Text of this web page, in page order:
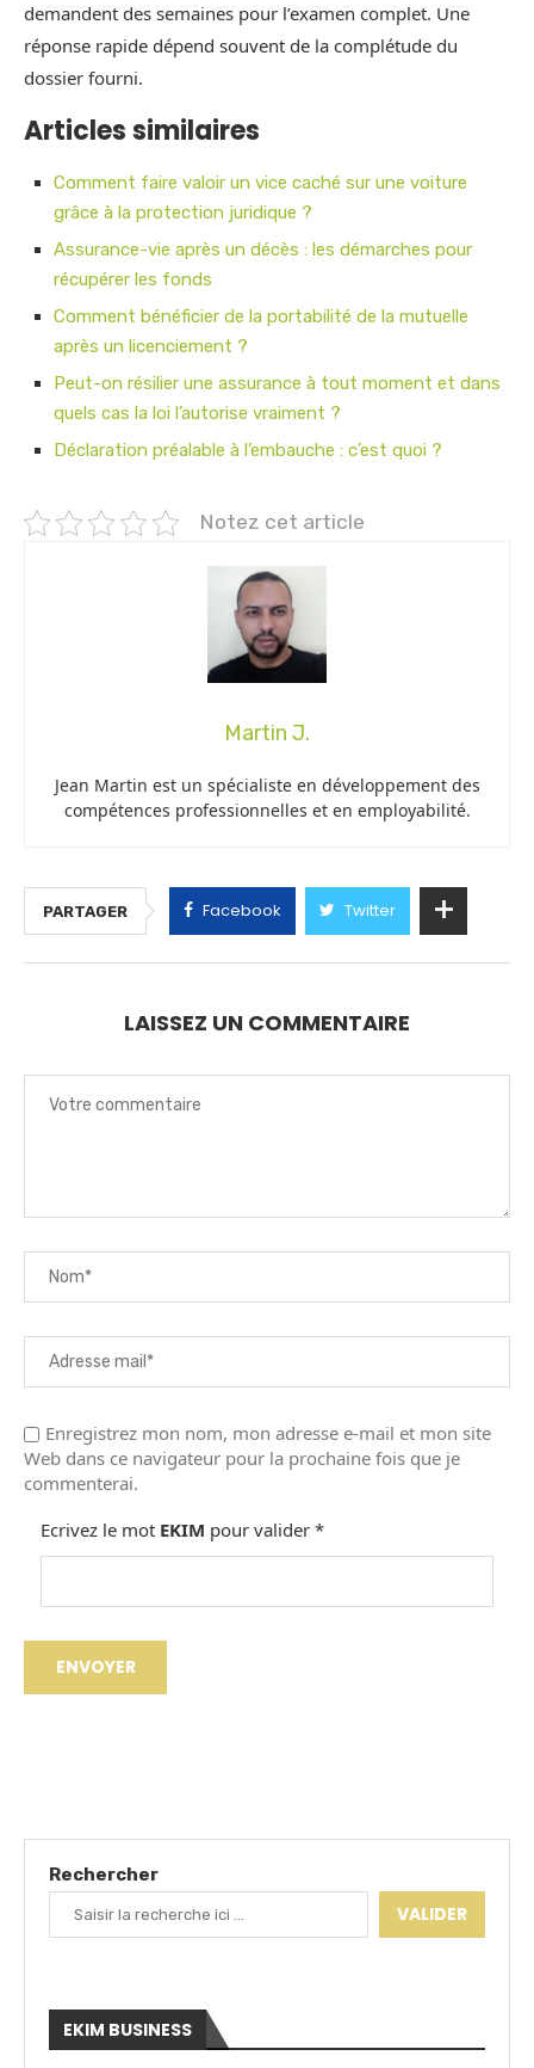
demandent des semaines pour l’examen complet. Une
réponse rapide dépend souvent de la complétude du
dossier fourni.
Articles similaires
Comment faire valoir un vice caché sur une voiture
grâce à la protection juridique ?
Assurance-vie après un décès : les démarches pour
récupérer les fonds
Comment bénéficier de la portabilité de la mutuelle
après un licenciement ?
Peut-on résilier une assurance à tout moment et dans
quels cas la loi l’autorise vraiment ?
Déclaration préalable à l’embauche : c’est quoi ?
Notez cet article
Martin J.
Jean Martin est un spécialiste en développement des
compétences professionnelles et en employabilité.
PARTAGER Facebook Twitter
LAISSEZ UN COMMENTAIRE
Enregistrez mon nom, mon adresse e-mail et mon site
Web dans ce navigateur pour la prochaine fois que je
commenterai.
Ecrivez le mot EKIM pour valider *
Rechercher
VALIDER
EKIM BUSINESS